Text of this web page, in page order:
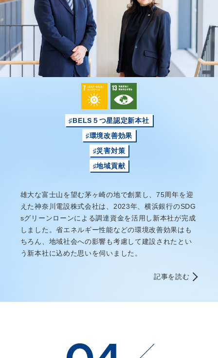
♯BELS５つ星認定新本社
♯環境改善効果
♯災害対策
♯地域貢献
雄大な富士山を望む茅ヶ崎の地で創業し、75周年を迎
えた神奈川電設株式会社は、2023年、横浜銀行のSDG
sグリーンローンによる調達資金を活用し新本社が完成
しました。省エネルギー性能などの環境改善効果はも
ちろん、地域社会への影響も考慮して建設されたとい
う新本社に込めた思いを伺いました。
記事を読む